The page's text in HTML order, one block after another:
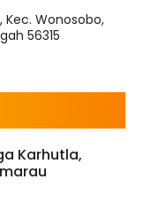
Kec. Wonosobo,
56315
Karhutla,